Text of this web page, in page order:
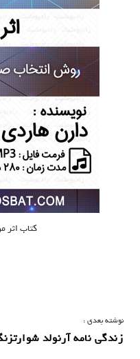
کتاب اثر
ر
ا
نوشته بعدی :
زندگی نامه آرنولد